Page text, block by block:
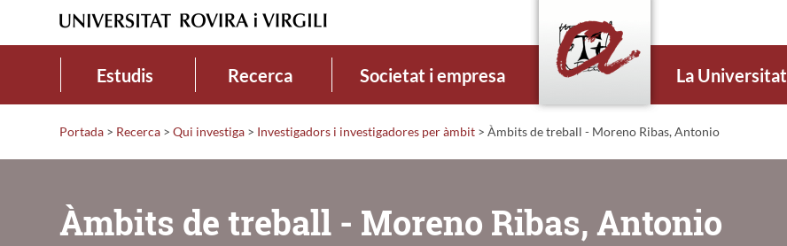
Estudis Recerca Societat i empresa La Universitat
Portada > Recerca > Qui investiga > Investigadors i investigadores per àmbit > Àmbits de treball - Moreno Ribas, Antonio
Àmbits de treball - Moreno Ribas, Antonio